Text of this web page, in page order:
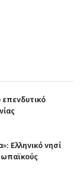
Ελληνικό νησί